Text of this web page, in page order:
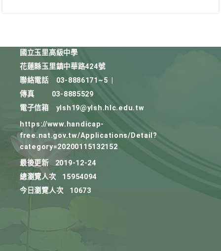
國立玉里高級中學
花蓮縣玉里鎮中華路424號
聯絡電話
03-8886171~5
傳真
03-8885529
電子信箱
ylsh19@ylsh.hlc.edu.tw
https://www.handicap-
free.nat.gov.tw/Applications/Detail?
category=20200115132152
最後更新
2019-12-24
總瀏覽人次
15954094
今日瀏覽人次
10673